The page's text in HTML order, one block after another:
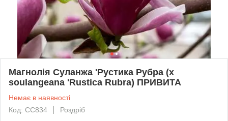
Магнолія Суланжа 'Рустика Рубра (x
soulangeana 'Rustica Rubra) ПРИВИТА
Немає в наявності
Код: СС834
Роздріб